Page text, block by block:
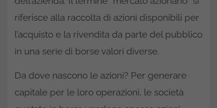
riferisce alla raccolta di azioni disponibili per
l’acquisto e la rivendita da parte del pubblico
in una serie di borse valori diverse.
Da dove nascono le azioni? Per generare
capitale per le loro operazioni, le società